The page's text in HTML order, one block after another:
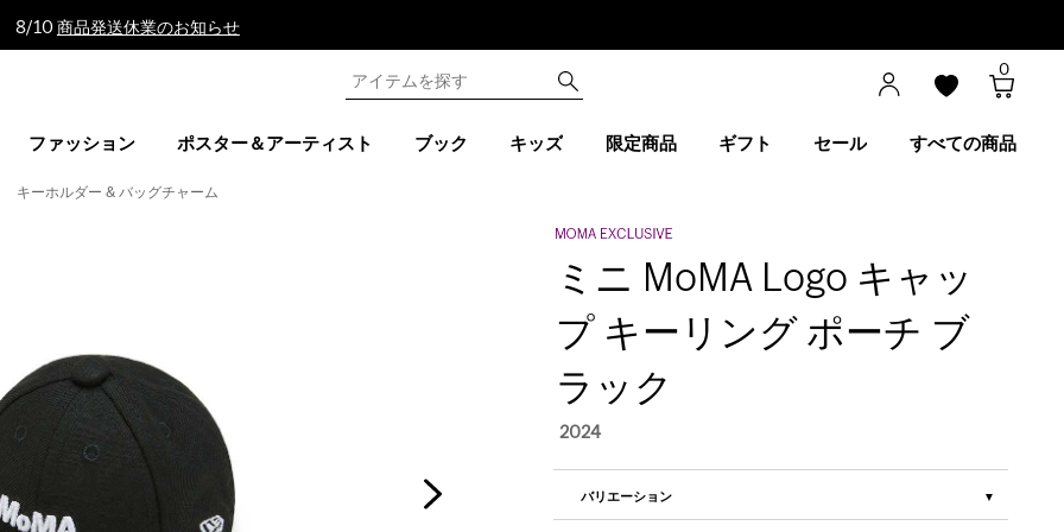
8/10 商品発送休業のお知らせ
0
ファッション ポスター＆アーティスト ブック キッズ 限定商品 ギフト セール すべての商品
キーホルダー & バッグチャーム
ミニ MoMA Logo キャッ
プ キーリング ポーチ ブ
ラック
2024
バリエーション